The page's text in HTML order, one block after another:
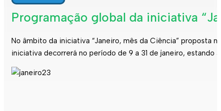
Programação global da iniciativa
No âmbito da iniciativa “Janeiro, mês da Ciência” proposta
iniciativa decorrerá no período de 9 a 31 de janeiro,